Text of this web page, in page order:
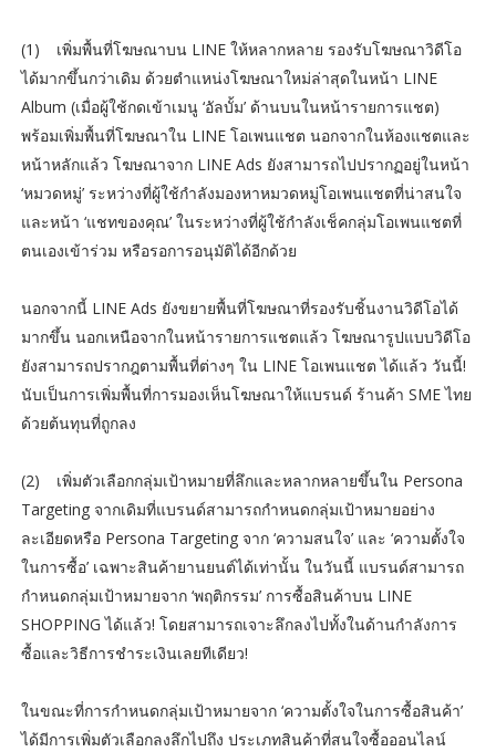
(1)
เพิ่มพื้นที่โฆษณาบน LINE ให้หลากหลาย รองรับโฆษณาวิดีโอ
ได้มากขึ้นกว่าเดิม ด้วยตำแหน่งโฆษณาใหม่ล่าสุดในหน้า LINE
Album (เมื่อผู้ใช้กดเข้าเมนู ‘อัลบั้ม’ ด้านบนในหน้ารายการแชต)
พร้อมเพิ่มพื้นที่โฆษณาใน LINE โอเพนแชต นอกจากในห้องแชตและ
หน้าหลักแล้ว โฆษณาจาก LINE Ads ยังสามารถไปปรากฏอยู่ในหน้า
‘หมวดหมู่’ ระหว่างที่ผู้ใช้กำลังมองหาหมวดหมู่โอเพนแชตที่น่าสนใจ
และหน้า ‘แชทของคุณ’ ในระหว่างที่ผู้ใช้กำลังเช็คกลุ่มโอเพนแชตที่
ตนเองเข้าร่วม หรือรอการอนุมัติได้อีกด้วย
นอกจากนี้ LINE Ads ยังขยายพื้นที่โฆษณาที่รองรับชิ้นงานวิดีโอได้
มากขึ้น นอกเหนือจากในหน้ารายการแชตแล้ว โฆษณารูปแบบวิดีโอ
ยังสามารถปรากฎตามพื้นที่ต่างๆ ใน LINE โอเพนแชต ได้แล้ว วันนี้!
นับเป็นการเพิ่มพื้นที่การมองเห็นโฆษณาให้แบรนด์ ร้านค้า SME ไทย
ด้วยต้นทุนที่ถูกลง
(2)
เพิ่มตัวเลือกกลุ่มเป้าหมายที่ลึกและหลากหลายขึ้นใน Persona
Targeting จากเดิมที่แบรนด์สามารถกำหนดกลุ่มเป้าหมายอย่าง
ละเอียดหรือ Persona Targeting จาก ‘ความสนใจ’ และ ‘ความตั้งใจ
ในการซื้อ’ เฉพาะสินค้ายานยนต์ได้เท่านั้น ในวันนี้ แบรนด์สามารถ
กำหนดกลุ่มเป้าหมายจาก ‘พฤติกรรม’ การซื้อสินค้าบน LINE
SHOPPING ได้แล้ว! โดยสามารถเจาะลึกลงไปทั้งในด้านกำลังการ
ซื้อและวิธีการชำระเงินเลยทีเดียว!
ในขณะที่การกำหนดกลุ่มเป้าหมายจาก ‘ความตั้งใจในการซื้อสินค้า’
ได้มีการเพิ่มตัวเลือกลงลึกไปถึง ประเภทสินค้าที่สนใจซื้อออนไลน์